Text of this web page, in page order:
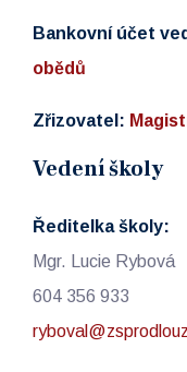
Bankovní účet
obědů
Zřizovatel:
Vedení školy
Ředitelka školy:
Mgr. Lucie Rybová
604 356 933